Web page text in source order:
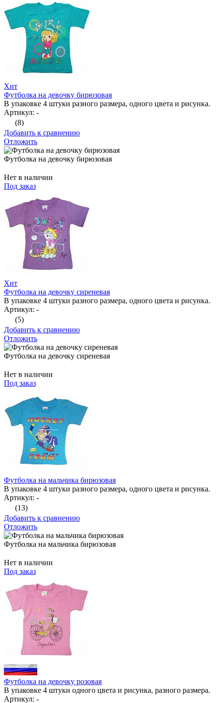
Хит
Футболка на девочку бирюзовая
В упаковке 4 штуки разного размера, одного цвета и рисунка.
Артикул: -
(8)
Добавить к сравнению
Отложить
Футболка на девочку бирюзовая
Нет в наличии
Под заказ
Хит
Футболка на девочку сиреневая
В упаковке 4 штуки разного размера, одного цвета и рисунка.
Артикул: -
(5)
Добавить к сравнению
Отложить
Футболка на девочку сиреневая
Нет в наличии
Под заказ
Футболка на мальчика бирюзовая
В упаковке 4 штуки разного размера, одного цвета и рисунка.
Артикул: -
(13)
Добавить к сравнению
Отложить
Футболка на мальчика бирюзовая
Нет в наличии
Под заказ
Футболка на девочку розовая
В упаковке 4 штуки одного цвета и рисунка, разного размера.
Артикул: -